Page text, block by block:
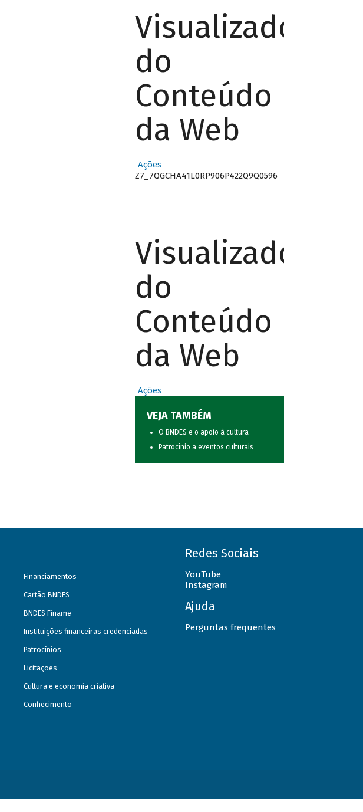
Visualizador
do
Conteúdo
da Web
Ações
Z7_7QGCHA41L0RP906P422Q9Q0596
Visualizador
do
Conteúdo
da Web
Ações
VEJA TAMBÉM
O BNDES e o apoio à cultura
Patrocínio a eventos culturais
Financiamentos
Cartão BNDES
BNDES Finame
Instituições financeiras credenciadas
Patrocínios
Licitações
Cultura e economia criativa
Conhecimento
Redes Sociais
YouTube
Instagram
Ajuda
Perguntas frequentes